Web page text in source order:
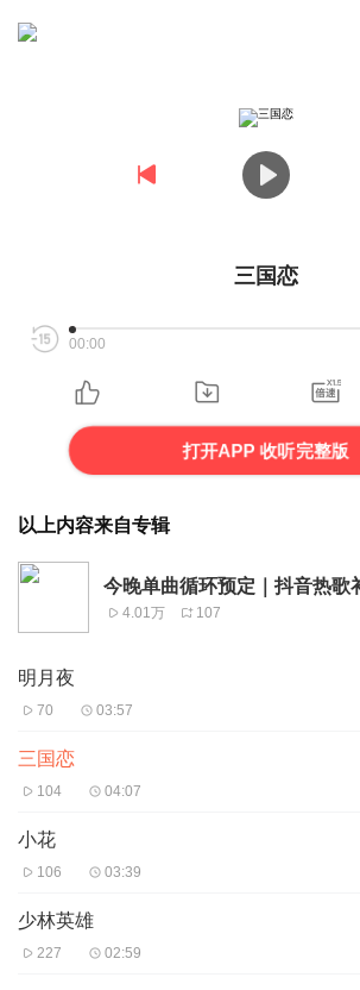
三国恋
00:00
打开APP 收听完整版
以上内容来自专辑
今晚单曲循环预定｜抖音热歌
4.01万 107
明月夜
70 03:57
三国恋
104 04:07
小花
106 03:39
少林英雄
227 02:59